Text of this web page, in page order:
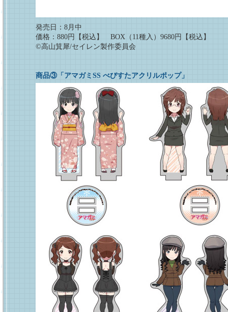
発売日：8月中
価格：880円【税込】 BOX（11種入）9680円【税込】
©高山箕犀/セイレン製作委員会
商品③「アマガミSS べびすたアクリルポップ」